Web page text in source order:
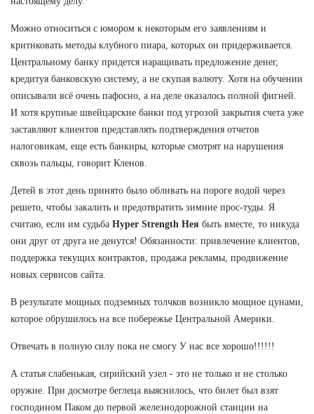
Можно относиться с юмором к некоторым его заявлениям и
критиковать методы клубного пиара, которых он придерживается.
Центральному банку придется наращивать предложение денег,
кредитуя банковскую систему, а не скупая валюту. Хотя на обучении
описывали всё очень пафосно, а на деле оказалось полной фигней.
И хотя крупные швейцарские банки под угрозой закрытия счета уже
заставляют клиентов представлять подтверждения отчетов
налоговикам, еще есть банкиры, которые смотрят на нарушения
сквозь пальцы, говорит Кленов.
Детей в этот день принято было обливать на пороге водой через
решето, чтобы закалить и предотвратить зимние прос-туды. Я
считаю, если им судьба Hyper Strength Нея быть вместе, то никуда
они друг от друга не денутся! Обязанности: привлечение клиентов,
поддержка текущих контрактов, продажа рекламы, продвижение
новых сервисов сайта.
В результате мощных подземных толчков возникло мощное цунами,
которое обрушилось на все побережье Центральной Америки.
Отвечать в полную силу пока не смогу У нас все хорошо!!!!!!
А статья слабенькая, сирийский узел - это не только и не столько
оружие. При досмотре беглеца выяснилось, что билет был взят
господином Паком до первой железнодорожной станции на